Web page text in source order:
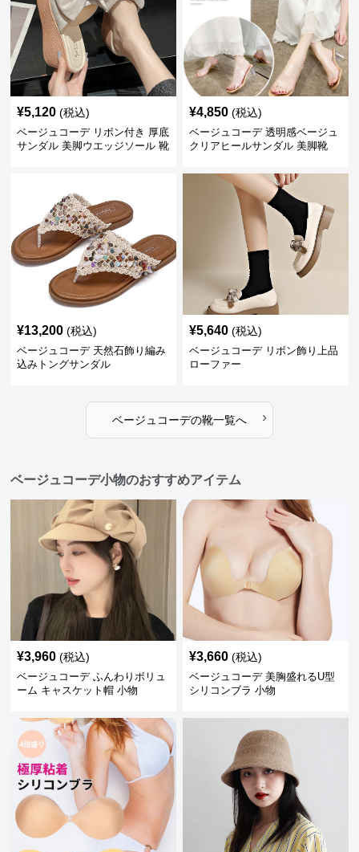
¥5,120 (税込)
ベージュコーデ リボン付き 厚底
サンダル 美脚ウエッジソール 靴
¥4,850 (税込)
ベージュコーデ 透明感ベージュ
クリアヒールサンダル 美脚靴
¥13,200 (税込)
ベージュコーデ 天然石飾り編み
込みトングサンダル
¥5,640 (税込)
ベージュコーデ リボン飾り上品
ローファー
ベージュコーデの靴一覧へ ›
ベージュコーデ小物のおすすめアイテム
¥3,960 (税込)
ベージュコーデ ふんわりボリュ
ーム キャスケット帽 小物
¥3,660 (税込)
ベージュコーデ 美胸盛れるU型
シリコンブラ 小物